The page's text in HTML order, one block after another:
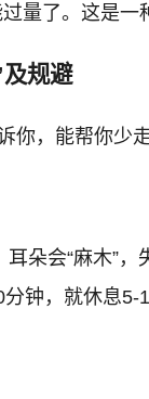
量了。这是一
规避
你，能帮你少
朵会“麻木”
钟，就休息5-